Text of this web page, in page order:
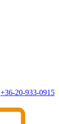
+36-20-933-0915